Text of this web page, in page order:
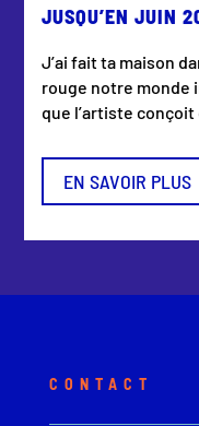
JUSQU’EN JUIN
J’ai fait ta maison
rouge notre monde
que l’artiste conçoit
EN SAVOIR PLUS
CONTACT